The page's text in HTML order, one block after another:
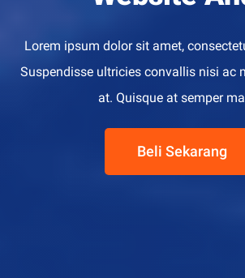
Lorem ipsum dolor sit amet,
Suspendisse ultricies convallis nisi ac
at. Quisque at semper
Beli Sekarang